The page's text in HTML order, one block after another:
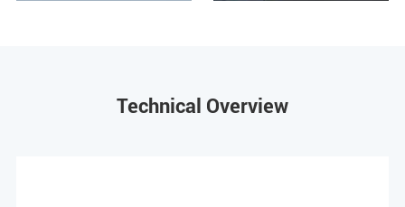
Technical Overview